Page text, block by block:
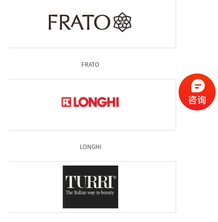
FRATO
LONGHI